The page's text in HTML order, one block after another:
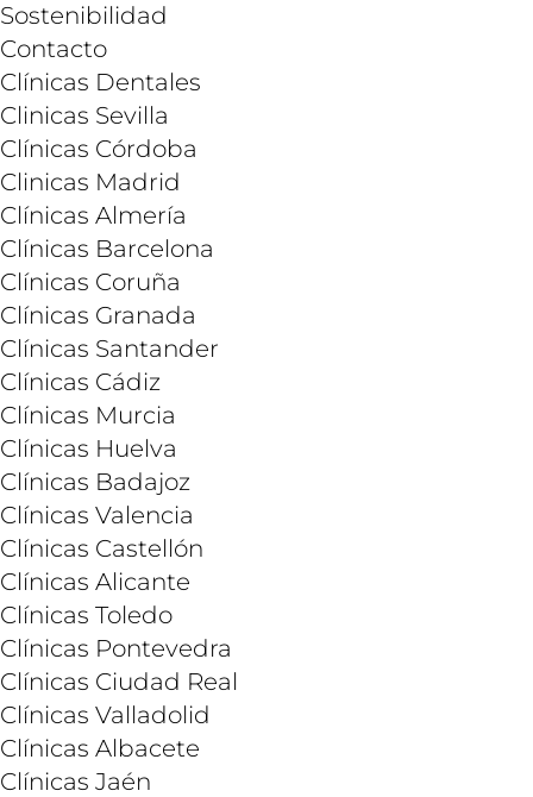
Sostenibilidad
Contacto
Clínicas Dentales
Clinicas Sevilla
Clínicas Córdoba
Clinicas Madrid
Clínicas Almería
Clínicas Barcelona
Clínicas Coruña
Clínicas Granada
Clínicas Santander
Clínicas Cádiz
Clínicas Murcia
Clínicas Huelva
Clínicas Badajoz
Clínicas Valencia
Clínicas Castellón
Clínicas Alicante
Clínicas Toledo
Clínicas Pontevedra
Clínicas Ciudad Real
Clínicas Valladolid
Clínicas Albacete
Clínicas Jaén